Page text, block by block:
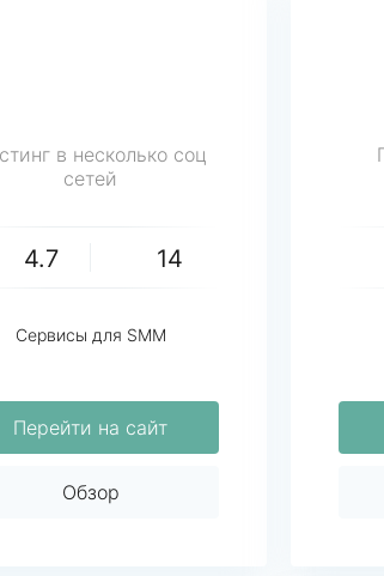
в несколько соц
сетей
4.7 14
Сервисы для SMM
Перейти на сайт
Обзор